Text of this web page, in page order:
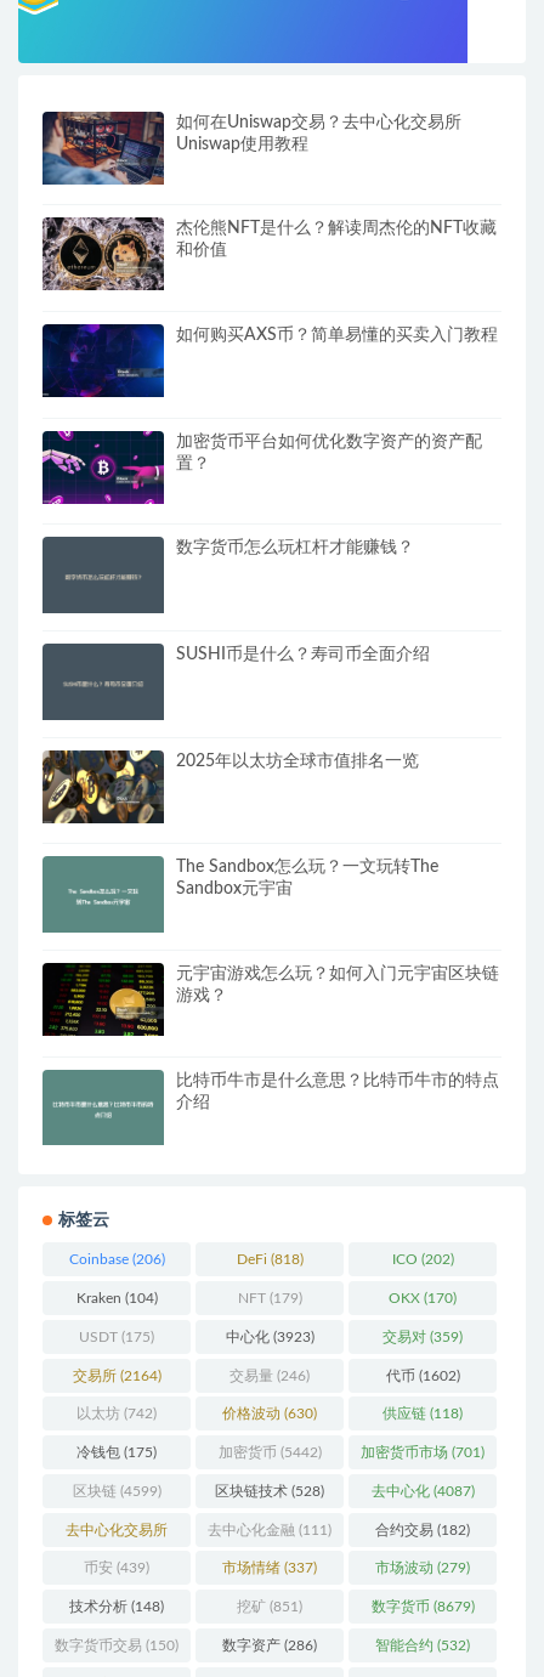
如何在Uniswap交易？去中心化交易所
Uniswap使用教程
杰伦熊NFT是什么？解读周杰伦的NFT收藏
和价值
如何购买AXS币？简单易懂的买卖入门教程
加密货币平台如何优化数字资产的资产配
置？
数字货币怎么玩杠杆才能赚钱？
SUSHI币是什么？寿司币全面介绍
2025年以太坊全球市值排名一览
The Sandbox怎么玩？一文玩转The
Sandbox元宇宙
元宇宙游戏怎么玩？如何入门元宇宙区块链
游戏？
比特币牛市是什么意思？比特币牛市的特点
介绍
标签云
Coinbase(206) DeFi (818) ICO (202)
Kraken (104) NFT(179) OKX (170)
USDT (175) 中心化(3923) 交易对 (359)
交易所(2164) 交易量 (246) 代币 (1602)
以太坊 (742) 价格波动 (630) 供应链 (118)
冷钱包 (175) 加密货币 (5442) 加密货币市场 (701)
区块链(4599) 区块链技术 (528) 去中心化(4087)
去中心化交易所
(196)
去中心化金融 (111) 合约交易 (182)
币安 (439) 市场情绪 (337) 市场波动 (279)
技术分析 (148) 挖矿 (851) 数字货币 (8679)
数字货币交易 (150) 数字资产 (286) 智能合约 (532)